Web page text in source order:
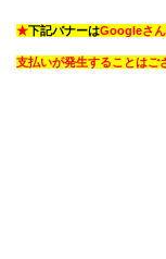
★下記バナーはGoogleさん
支払いが発生することはご